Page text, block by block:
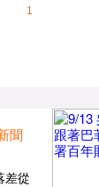
1
聞
差從